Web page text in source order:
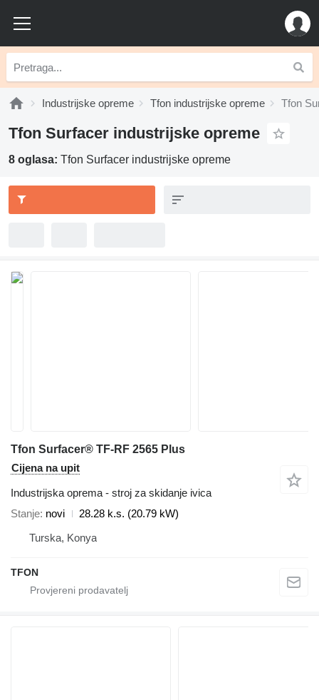
Industrijske opreme Tfon industrijske opreme Tfon
Tfon Surfacer industrijske opreme
8 oglasa: Tfon Surfacer industrijske opreme
Tfon Surfacer® TF-RF 2565 Plus
Cijena na upit
Industrijska oprema - stroj za skidanje ivica
Stanje novi
28.28 k.s. (20.79 kW)
Turska, Konya
TFON